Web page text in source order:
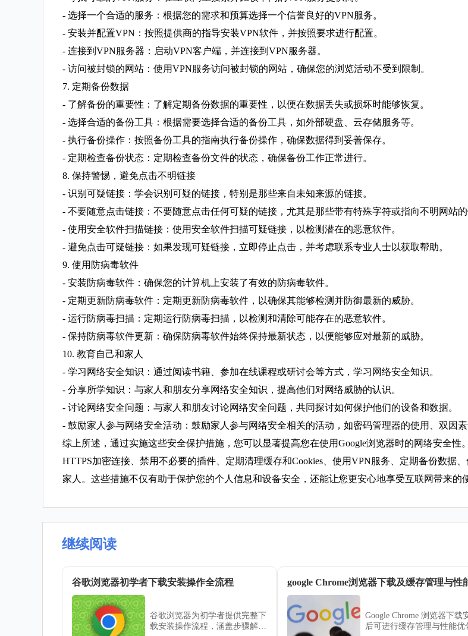
- 选择一个合适的服务：根据您的需求和预算选择一个信誉良好的VPN服务。
- 安装并配置VPN：按照提供商的指导安装VPN软件，并按照要求进行配置。
- 连接到VPN服务器：启动VPN客户端，并连接到VPN服务器。
- 访问被封锁的网站：使用VPN服务访问被封锁的网站，确保您的浏览活动不受到限制。
7. 定期备份数据
- 了解备份的重要性：了解定期备份数据的重要性，以便在数据丢失或损坏时能够恢复。
- 选择合适的备份工具：根据需要选择合适的备份工具，如外部硬盘、云存储服务等。
- 执行备份操作：按照备份工具的指南执行备份操作，确保数据得到妥善保存。
- 定期检查备份状态：定期检查备份文件的状态，确保备份工作正常进行。
8. 保持警惕，避免点击不明链接
- 识别可疑链接：学会识别可疑的链接，特别是那些来自未知来源的链接。
- 不要随意点击链接：不要随意点击任何可疑的链接，尤其是那些带有特殊字符或指向不明网站的
- 使用安全软件扫描链接：使用安全软件扫描可疑链接，以检测潜在的恶意软件。
- 避免点击可疑链接：如果发现可疑链接，立即停止点击，并考虑联系专业人士以获取帮助。
9. 使用防病毒软件
- 安装防病毒软件：确保您的计算机上安装了有效的防病毒软件。
- 定期更新防病毒软件：定期更新防病毒软件，以确保其能够检测并防御最新的威胁。
- 运行防病毒扫描：定期运行防病毒扫描，以检测和清除可能存在的恶意软件。
- 保持防病毒软件更新：确保防病毒软件始终保持最新状态，以便能够应对最新的威胁。
10. 教育自己和家人
- 学习网络安全知识：通过阅读书籍、参加在线课程或研讨会等方式，学习网络安全知识。
- 分享所学知识：与家人和朋友分享网络安全知识，提高他们对网络威胁的认识。
- 讨论网络安全问题：与家人和朋友讨论网络安全问题，共同探讨如何保护他们的设备和数据。
- 鼓励家人参与网络安全活动：鼓励家人参与网络安全相关的活动，如密码管理器的使用、双因素
综上所述，通过实施这些安全保护措施，您可以显著提高您在使用Google浏览器时的网络安全
HTTPS加密连接、禁用不必要的插件、定期清理缓存和Cookies、使用VPN服务、定期备份数据
家人。这些措施不仅有助于保护您的个人信息和设备安全，还能让您更安心地享受互联网带来的
继续阅读
谷歌浏览器初学者下载安装操作全流程
谷歌浏览器为初学者提供完整下
载安装操作流程，涵盖步骤解析
Google Chrome 浏览器下载
后可进行缓存管理与性能优